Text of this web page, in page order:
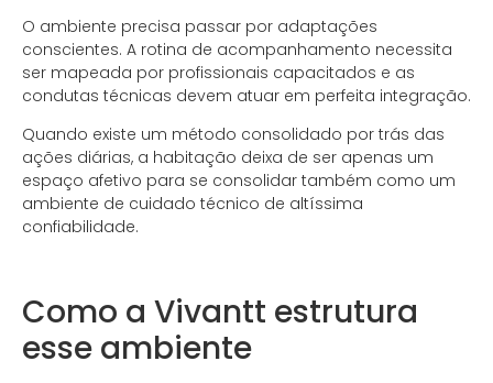
O ambiente precisa passar por adaptações
conscientes. A rotina de acompanhamento necessita
ser mapeada por profissionais capacitados e as
condutas técnicas devem atuar em perfeita integração.
Quando existe um método consolidado por trás das
ações diárias, a habitação deixa de ser apenas um
espaço afetivo para se consolidar também como um
ambiente de cuidado técnico de altíssima
confiabilidade.
Como a Vivantt estrutura
esse ambiente